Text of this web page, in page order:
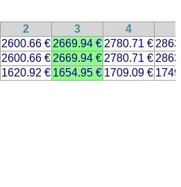
2 3 4
2600.66 € 2669.94 € 2780.71 €
2600.66 € 2669.94 € 2780.71 €
1620.92 € 1654.95 € 1709.09 €